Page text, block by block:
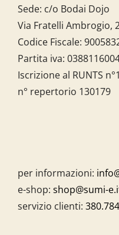
Sede: c/o Bodai Dojo
Via Fratelli Ambrogio,
Codice Fiscale:
Partita iva:
Iscrizione al RUNTS
n° repertorio 130179
per informazioni:
e-shop: shop@sumi-
servizio clienti: